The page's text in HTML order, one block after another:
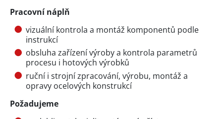
Pracovní náplň
vizuální kontrola a montáž komponentů podle
instrukcí
obsluha zařízení výroby a kontrola parametrů
procesu i hotových výrobků
ruční i strojní zpracování, výrobu, montáž a
opravy ocelových konstrukcí
Požadujeme